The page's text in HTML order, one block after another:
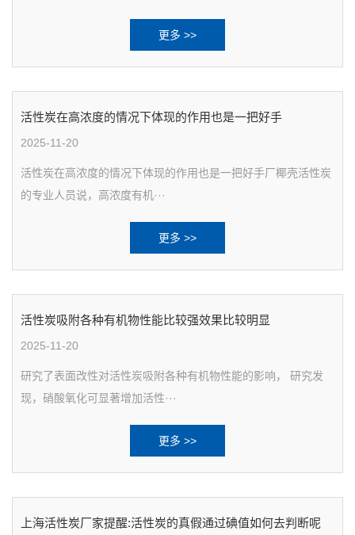
更多 >>
活性炭在高浓度的情况下体现的作用也是一把好手
2025-11-20
活性炭在高浓度的情况下体现的作用也是一把好手厂椰壳活性炭
的专业人员说，高浓度有机···
更多 >>
活性炭吸附各种有机物性能比较强效果比较明显
2025-11-20
研究了表面改性对活性炭吸附各种有机物性能的影响， 研究发
现，硝酸氧化可显著增加活性···
更多 >>
上海活性炭厂家提醒:活性炭的真假通过碘值如何去判断呢